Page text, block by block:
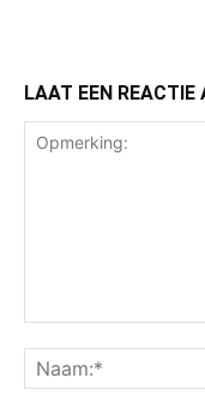
LAAT EEN REACTIE